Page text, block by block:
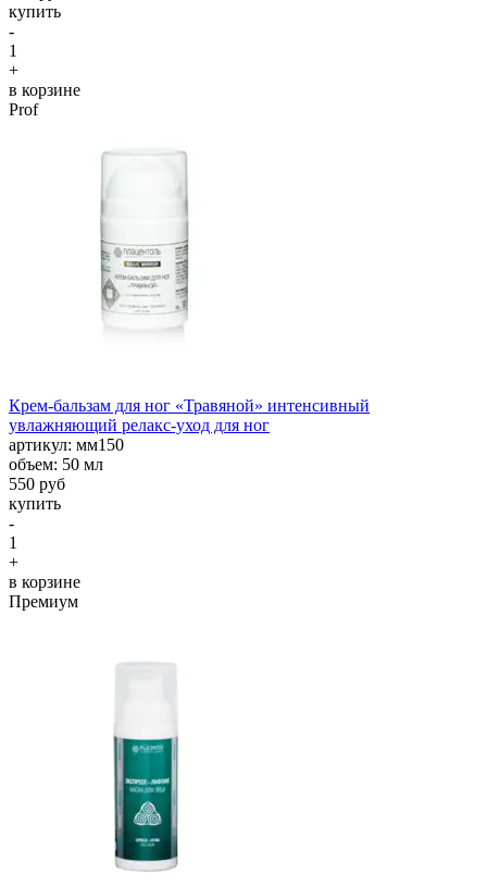
купить
-
1
+
в корзине
Prof
Крем-бальзам для ног «Травяной» интенсивный
увлажняющий релакс-уход для ног
aртикул: мм150
объем: 50 мл
550 руб
купить
-
1
+
в корзине
Премиум